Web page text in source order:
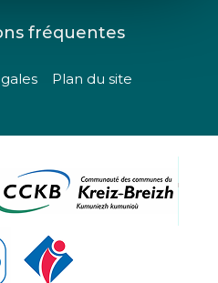
fréquentes
Plan du site